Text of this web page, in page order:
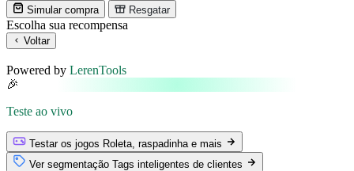
Simular compra Resgatar
Escolha sua recompensa
Voltar
Powered by LerenTools
🎉
Teste ao vivo
Testar os jogos Roleta, raspadinha e mais
Ver segmentação Tags inteligentes de clientes